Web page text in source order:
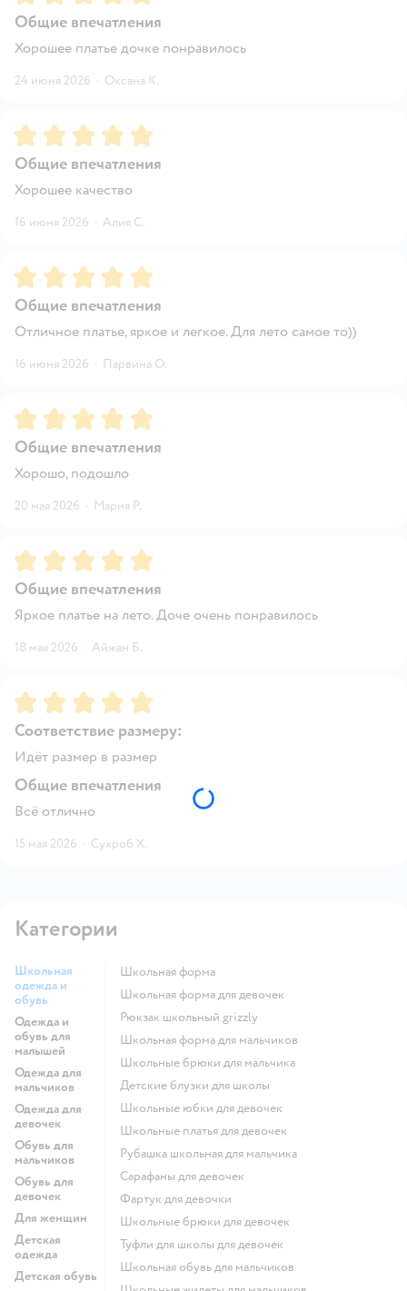
Общие впечатления
Хорошее платье дочке понравилось
24 июня 2026 · Оксана К.
Рейтинг:5
Общие впечатления
Хорошее качество
16 июня 2026 · Алия С.
Рейтинг:5
Общие впечатления
Отличное платье, яркое и легкое. Для лето самое то))
16 июня 2026 · Парвина О.
Рейтинг:5
Общие впечатления
Хорошо, подошло
20 мая 2026 · Мария Р.
Рейтинг:5
Общие впечатления
Яркое платье на лето. Доче очень понравилось
18 мая 2026 · Айжан Б.
Рейтинг:5
Соответствие размеру:
Идёт размер в размер
Общие впечатления
Всё отлично
15 мая 2026 · Сухроб Х.
Категории
Школьная
одежда и
обувь
Одежда и
обувь для
малышей
Одежда для
мальчиков
Одежда для
девочек
Обувь для
мальчиков
Обувь для
девочек
Для женщин
Детская
одежда
Детская обувь
Школьная форма
Школьная форма для девочек
Рюкзак школьный grizzly
Школьная форма для мальчиков
Школьные брюки для мальчика
Детские блузки для школы
Школьные юбки для девочек
Школьные платья для девочек
Рубашка школьная для мальчика
Сарафаны для девочек
Фартук для девочки
Школьные брюки для девочек
Туфли для школы для девочек
Школьная обувь для мальчиков